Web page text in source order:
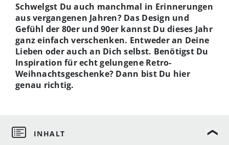
Schwelgst Du auch manchmal in Erinnerungen
aus vergangenen Jahren? Das Design und
Gefühl der 80er und 90er kannst Du dieses Jahr
ganz einfach verschenken. Entweder an Deine
Lieben oder auch an Dich selbst. Benötigst Du
Inspiration für echt gelungene Retro-
Weihnachtsgeschenke? Dann bist Du hier
genau richtig.